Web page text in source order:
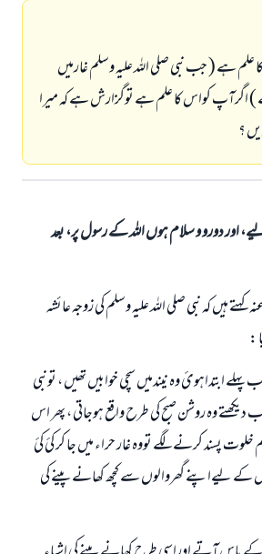
علم ہے ( جب نبی صلی اللہ علیہ وسلم غارمیں
) اگرآپ کواس کا علم ہے توگزارش ہے کہ میرا
؟
اور دورو و سلام ہوں اللہ کے رسول پر، بعد
کہتے ہیں کہ نبی صلی اللہ علیہ وسلم کی زوجہ عائشہ
:
پہلے ابتداہوئ وہ نیندمیں سچی خوابیں تھیں ، تونبی
دیکھتے وہ روشن صبح کی طرح واقع ہوجاتی ، پھر اس
خلوت پسند کرنے لگے تووہ غار حراء میں جا کر کئ کئ
لیےاپنے گھروالوں سے کچھ کھانے پینے کی